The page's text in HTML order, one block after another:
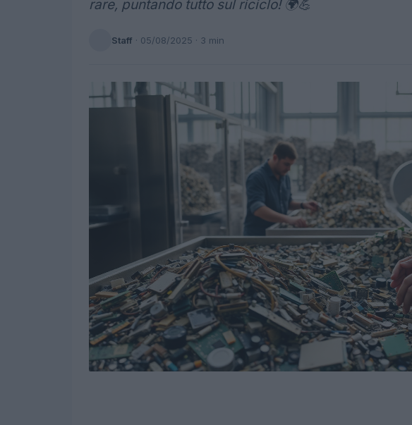
rare, puntando tutto sul riciclo! 🌍💪
Staff · 05/08/2025 · 3 min